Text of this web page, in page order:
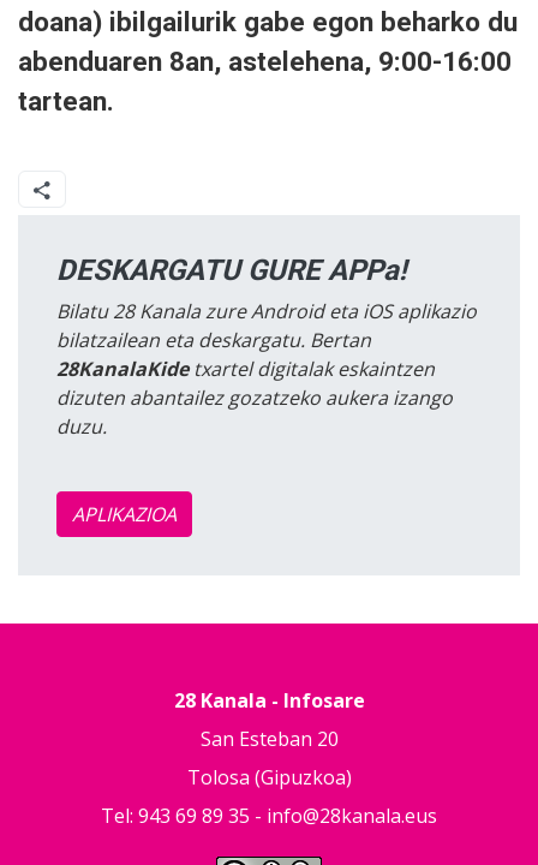
doana) ibilgailurik gabe egon beharko du
abenduaren 8an, astelehena, 9:00-16:00
tartean.
DESKARGATU GURE APPa!
Bilatu 28 Kanala zure Android eta iOS aplikazio
bilatzailean eta deskargatu. Bertan
28KanalaKidetxartel digitalak eskaintzen
dizuten abantailez gozatzeko aukera izango
duzu.
APLIKAZIOA
28 Kanala - Infosare
San Esteban 20
Tolosa (Gipuzkoa)
Tel: 943 69 89 35 - info@28kanala.eus